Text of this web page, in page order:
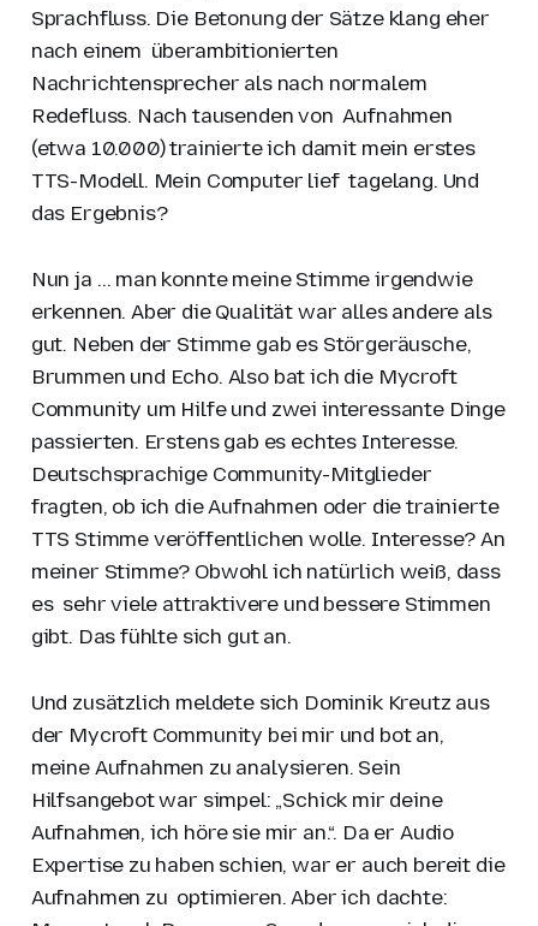
Sprachfluss. Die Betonung der Sätze klang eher
nach einem überambitionierten
Nachrichtensprecher als nach normalem
Redefluss. Nach tausenden von Aufnahmen
(etwa 10.000) trainierte ich damit mein erstes
TTS-Modell. Mein Computer lief tagelang. Und
das Ergebnis?
Nun ja … man konnte meine Stimme irgendwie
erkennen. Aber die Qualität war alles andere als
gut. Neben der Stimme gab es Störgeräusche,
Brummen und Echo. Also bat ich die Mycroft
Community um Hilfe und zwei interessante Dinge
passierten. Erstens gab es echtes Interesse.
Deutschsprachige Community-Mitglieder
fragten, ob ich die Aufnahmen oder die trainierte
TTS Stimme veröffentlichen wolle. Interesse? An
meiner Stimme? Obwohl ich natürlich weiß, dass
es sehr viele attraktivere und bessere Stimmen
gibt. Das fühlte sich gut an.
Und zusätzlich meldete sich Dominik Kreutz aus
der Mycroft Community bei mir und bot an,
meine Aufnahmen zu analysieren. Sein
Hilfsangebot war simpel: „Schick mir deine
Aufnahmen, ich höre sie mir an.“. Da er Audio
Expertise zu haben schien, war er auch bereit die
Aufnahmen zu optimieren. Aber ich dachte: